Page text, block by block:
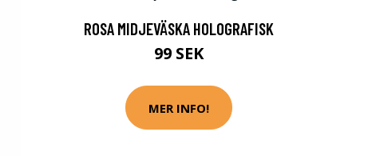
ROSA MIDJEVÄSKA HOLOGRAFISK
99 SEK
MER INFO!